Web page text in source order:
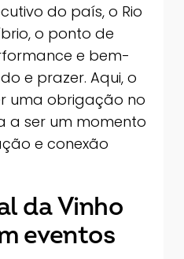
do país, o Rio
o ponto de
e bem-
e prazer. Aqui, o
uma obrigação no
a ser um momento
e conexão
da Vinho
eventos